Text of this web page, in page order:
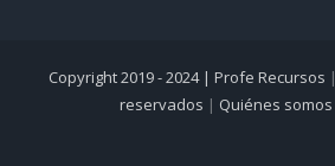
Copyright 2019 - 2024 | Profe Recursos |
reservados | Quiénes somos